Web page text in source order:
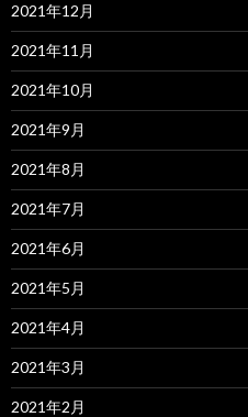
2021年12月
2021年11月
2021年10月
2021年9月
2021年8月
2021年7月
2021年6月
2021年5月
2021年4月
2021年3月
2021年2月